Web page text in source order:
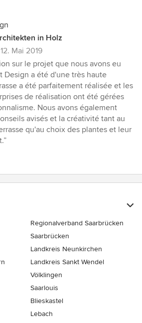
in Holz
12. Mai 2019
sur le projet que nous avons eu
Design a été d'une très haute
a été parfaitement réalisée et les
de réalisation ont été gérées
Nous avons également
avisés et la créativité tant au
qu'au choix des plantes et leur
Regionalverband Saarbrücken
Saarbrücken
Landkreis Neunkirchen
Landkreis Sankt Wendel
Völklingen
Saarlouis
Blieskastel
Lebach